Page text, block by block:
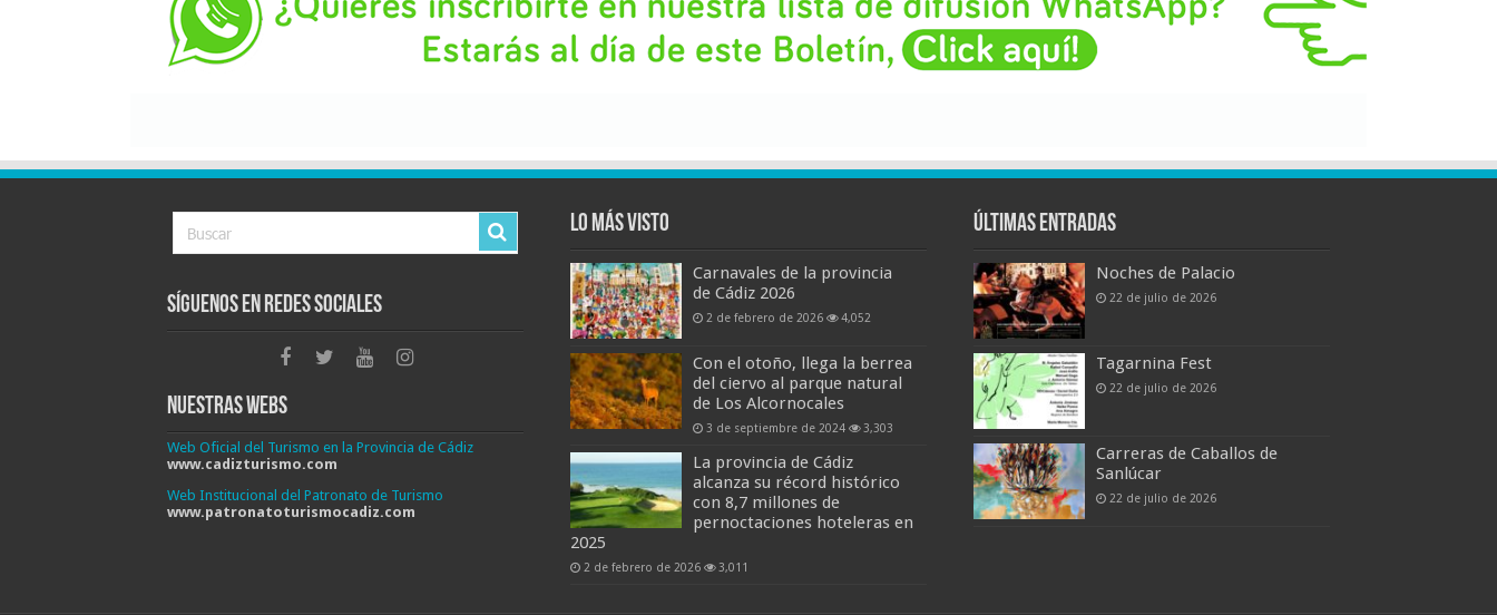
Síguenos en Redes Sociales
Nuestras Webs
Web Oficial del Turismo en la Provincia de Cádiz
www.cadizturismo.com
Web Institucional del Patronato de Turismo
www.patronatoturismocadiz.com
Lo más visto
Carnavales de la provincia
de Cádiz 2026
2 de febrero de 2026 4,052
Con el otoño, llega la berrea
del ciervo al parque natural
de Los Alcornocales
3 de septiembre de 2024 3,303
La provincia de Cádiz
alcanza su récord histórico
con 8,7 millones de
pernoctaciones hoteleras en
2025
2 de febrero de 2026 3,011
Últimas entradas
Noches de Palacio
22 de julio de 2026
Tagarnina Fest
22 de julio de 2026
Carreras de Caballos de
Sanlúcar
22 de julio de 2026